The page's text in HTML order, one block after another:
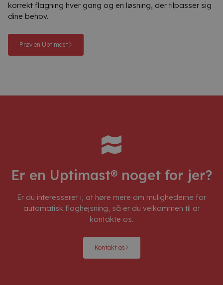
korrekt flagning hver gang og en løsning, der tilpasser sig
dine behov.
Prøv en Uptimast
Er en Uptimast® noget for jer?
Er du interesseret i, at høre mere om mulighederne for
automatisk flaghejsning, så er du velkommen til at
kontakte os.
Kontakt os